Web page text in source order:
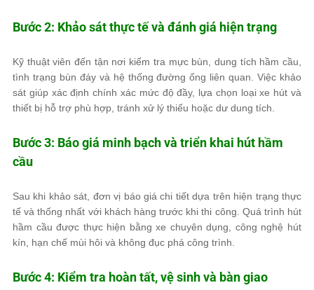
Bước 2: Khảo sát thực tế và đánh giá hiện trạng
Kỹ thuật viên đến tận nơi kiểm tra mực bùn, dung tích hầm cầu,
tình trạng bùn đáy và hệ thống đường ống liên quan. Việc khảo
sát giúp xác định chính xác mức độ đầy, lựa chọn loại xe hút và
thiết bị hỗ trợ phù hợp, tránh xử lý thiếu hoặc dư dung tích.
Bước 3: Báo giá minh bạch và triển khai hút hầm
cầu
Sau khi khảo sát, đơn vị báo giá chi tiết dựa trên hiện trạng thực
tế và thống nhất với khách hàng trước khi thi công. Quá trình hút
hầm cầu được thực hiện bằng xe chuyên dụng, công nghệ hút
kín, hạn chế mùi hôi và không đục phá công trình.
Bước 4: Kiểm tra hoàn tất, vệ sinh và bàn giao